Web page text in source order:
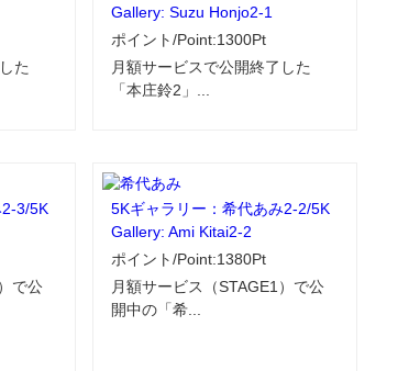
た
Gallery: Suzu Honjo2-1
ポイント/Point:1300Pt
月額サービスで公開終了した
「本庄鈴2」...
3/5K
で公
5Kギャラリー：希代あみ2-2/5K
Gallery: Ami Kitai2-2
ポイント/Point:1380Pt
月額サービス（STAGE1）で公
開中の「希...